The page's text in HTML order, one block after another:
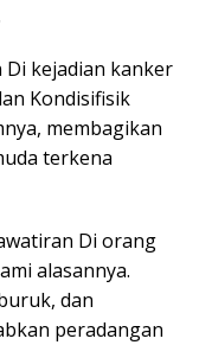
kejadian kanker
Kondisifisik
membagikan
terkena
Di orang
alasannya.
dan
peradangan